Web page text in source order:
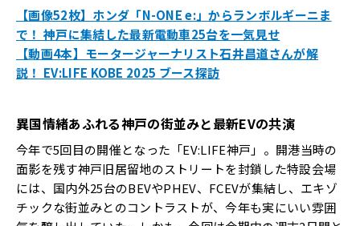
【画像52枚】ホンダ「N-ONE e:」からランボルギーニま
で！ 神戸に集結した最新電動車25台を一気見せ
【動画4本】モータージャーナリスト石井昌道さんが解
説！ EV:LIFE KOBE 2025 ブース探訪
異国情緒あふれる神戸の街並みと最新EVの共演
今年で5回目の開催となった「EV:LIFE神戸」。開港当時の
面影を残す神戸旧居留地のストリートを封鎖した特設会場
には、国内外25台のBEVやPHEV、FCEVが集結し、エキゾ
チックな街並みとのコントラストが、今年も実にいい雰囲